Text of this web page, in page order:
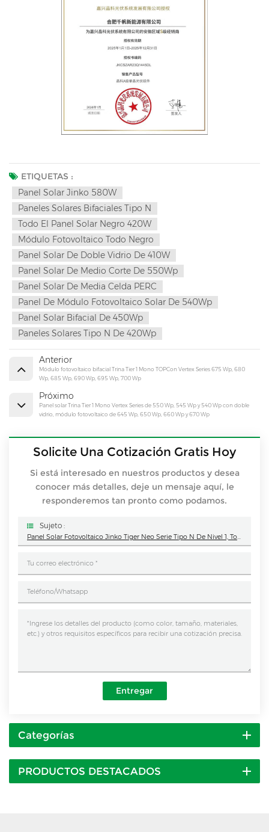
ETIQUETAS :
Panel Solar Jinko 580W
Paneles Solares Bifaciales Tipo N
Todo El Panel Solar Negro 420W
Módulo Fotovoltaico Todo Negro
Panel Solar De Doble Vidrio De 410W
Panel Solar De Medio Corte De 550Wp
Panel Solar De Media Celda PERC
Panel De Módulo Fotovoltaico Solar De 540Wp
Panel Solar Bifacial De 450Wp
Paneles Solares Tipo N De 420Wp
Anterior
Módulo fotovoltaico bifacial Trina Tier 1 Mono TOPCon Vertex Series 675 Wp, 680
Wp, 685 Wp, 690 Wp, 695 Wp, 700 Wp
Próximo
Panel solar Trina Tier 1 Mono Vertex Series de 550 Wp, 545 Wp y 540 Wp con doble
vidrio, módulo fotovoltaico de 645 Wp, 650 Wp, 660 Wp y 670 Wp
Solicite Una Cotización Gratis Hoy
Si está interesado en nuestros productos y desea
conocer más detalles, deje un mensaje aquí, le
responderemos tan pronto como podamos.
Sujeto :
Panel Solar Fotovoltaico Jinko Tiger Neo Serie Tipo N De Nivel 1, Totalmente Negro, 420 Wp, 415 Wp, 410 Wp Monocristalino, 550 Wp, 545 Wp, 540 Wp
Entregar
Categorías
PRODUCTOS DESTACADOS